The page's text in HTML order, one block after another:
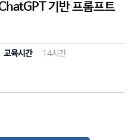
기반 프롬프트
교육시간
14시간